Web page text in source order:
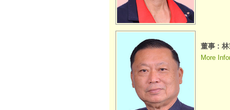
董事 :
More